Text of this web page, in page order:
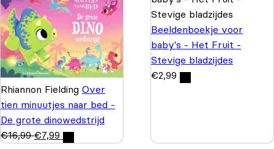
Rhiannon Fielding Over
tien minuutjes naar bed -
De grote dinowedstrijd
€16,99 €7,99
Beeldenboekje voor
baby's - Het Fruit -
Stevige bladzijdes
€2,99